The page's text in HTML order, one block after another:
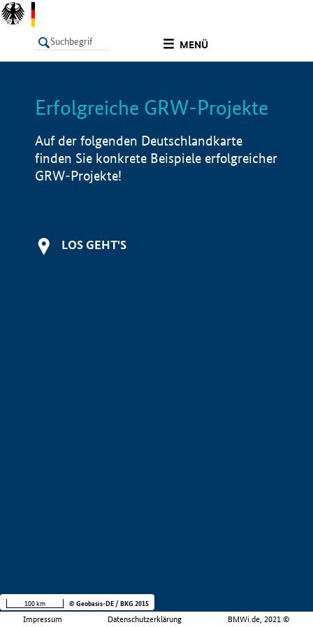
MENÜ
LISTE Info
Erfolgreiche GRW-Projekte
Auf der folgenden Deutschlandkarte
finden Sie konkrete Beispiele erfolgreicher
GRW-Projekte!
LOS GEHT'S
Impressum Datenschutzerklärung BMWi.de, 2021 ©
100 km © Geobasis-DE / BKG 2015